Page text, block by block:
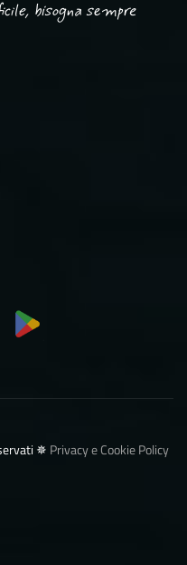
bisogna sempre
✵ Privacy e Cookie Policy